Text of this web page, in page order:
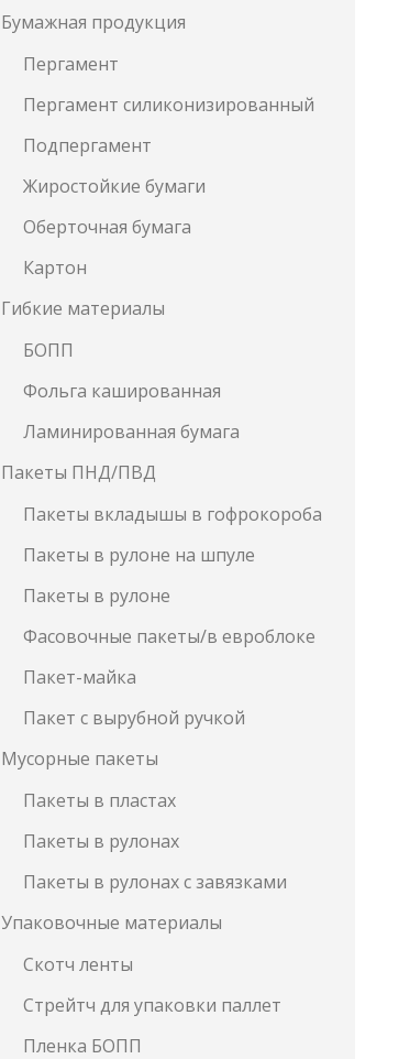
Бумажная продукция
Пергамент
Пергамент силиконизированный
Подпергамент
Жиростойкие бумаги
Оберточная бумага
Картон
Гибкие материалы
БОПП
Фольга кашированная
Ламинированная бумага
Пакеты ПНД/ПВД
Пакеты вкладышы в гофрокороба
Пакеты в рулоне на шпуле
Пакеты в рулоне
Фасовочные пакеты/в евроблоке
Пакет-майка
Пакет с вырубной ручкой
Мусорные пакеты
Пакеты в пластах
Пакеты в рулонах
Пакеты в рулонах с завязками
Упаковочные материалы
Скотч ленты
Стрейтч для упаковки паллет
Пленка БОПП